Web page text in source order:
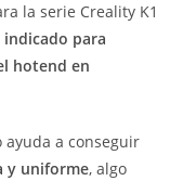
la serie Creality K1
indicado para
hotend en
ayuda a conseguir
y uniforme, algo